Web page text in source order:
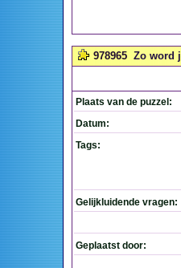
978965 Zo word
Plaats van de puzzel:
Datum:
Tags:
Gelijkluidende vragen:
Geplaatst door: